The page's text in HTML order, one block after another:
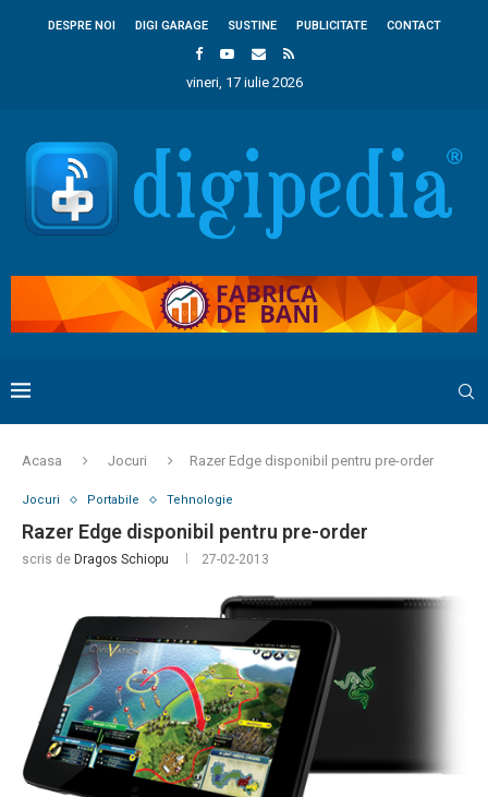
DESPRE NOI DIGI GARAGE SUSTINE PUBLICITATE CONTACT
vineri, 17 iulie 2026
Acasa Jocuri Razer Edge disponibil pentru pre-order
Jocuri Portabile Tehnologie
Razer Edge disponibil pentru pre-order
scris de Dragos Schiopu 27-02-2013